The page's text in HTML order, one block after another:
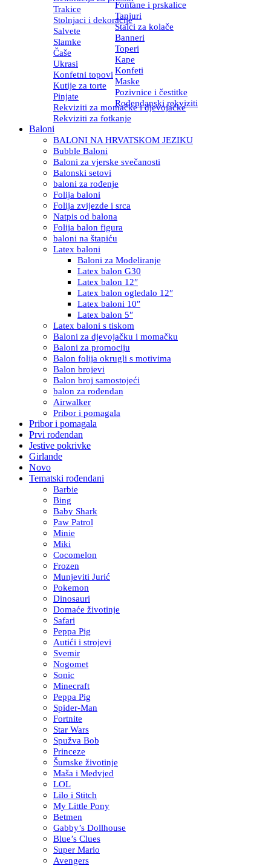
Trakice
Fontane i prskalice
Stolnjaci i dekoracije
Tanjuri
Salvete
Stalci za kolače
Slamke
Banneri
Čaše
Toperi
Ukrasi
Kape
Konfetni topovi Konfeti
Kutije za torte
Maske
Pinjate
Pozivnice i čestitke
Rekviziti za momačke i djevojačke
Rođendanski rekviziti
Rekviziti za fotkanje
Baloni
BALONI NA HRVATSKOM JEZIKU
Bubble Baloni
Baloni za vjerske svečanosti
Balonski setovi
baloni za rođenje
Folija baloni
Folija zvijezde i srca
Natpis od balona
Folija balon figura
baloni na štapiću
Latex baloni
Baloni za Modeliranje
Latex balon G30
Latex balon 12″
Latex balon ogledalo 12″
Latex baloni 10″
Latex balon 5″
Latex baloni s tiskom
Baloni za djevojačku i momačku
Baloni za promociju
Balon folija okrugli s motivima
Balon brojevi
Balon broj samostojeći
balon za rođendan
Airwalker
Pribor i pomagala
Pribor i pomagala
Prvi rođendan
Jestive pokrivke
Girlande
Novo
Tematski rođendani
Barbie
Bing
Baby Shark
Paw Patrol
Minie
Miki
Cocomelon
Frozen
Munjeviti Jurić
Pokemon
Dinosauri
Domaće životinje
Safari
Peppa Pig
Autići i strojevi
Svemir
Nogomet
Sonic
Minecraft
Peppa Pig
Spider-Man
Fortnite
Star Wars
Spužva Bob
Princeze
Šumske životinje
Maša i Medvjed
LOL
Lilo i Stitch
My Little Pony
Betmen
Gabby’s Dollhouse
Blue’s Clues
Super Mario
Avengers